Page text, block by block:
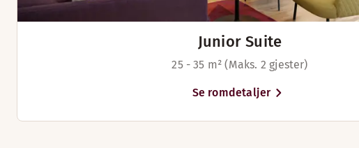
Junior Suite
25 - 35 m² (Maks. 2 gjester)
Se romdetaljer